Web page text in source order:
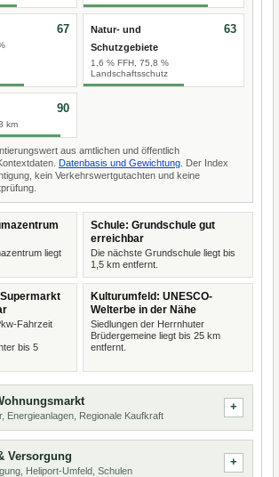
67
Natur- und
Schutzgebiete
1,6 % FFH, 75,8 %
Landschaftsschutz
63
km
90
aus amtlichen und öffentlich
Datenbasis und Gewichtung . Der Index
kein Verkehrswertgutachten und keine
liegt
Schule: Grundschule gut
erreichbar
Die nächste Grundschule liegt bis
1,5 km entfernt.
Fahrzeit
bis 5
Kulturumfeld: UNESCO-
Welterbe in der Nähe
Siedlungen der Herrnhuter
Brüdergemeine liegt bis 25 km
entfernt.
Energieanlagen, Regionale Kaufkraft
Versorgung
Heliport-Umfeld, Schulen